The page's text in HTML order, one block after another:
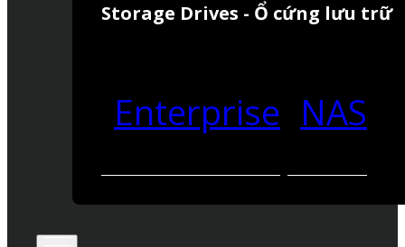
Storage Drives - Ổ cứng lưu trữ
Enterprise NAS